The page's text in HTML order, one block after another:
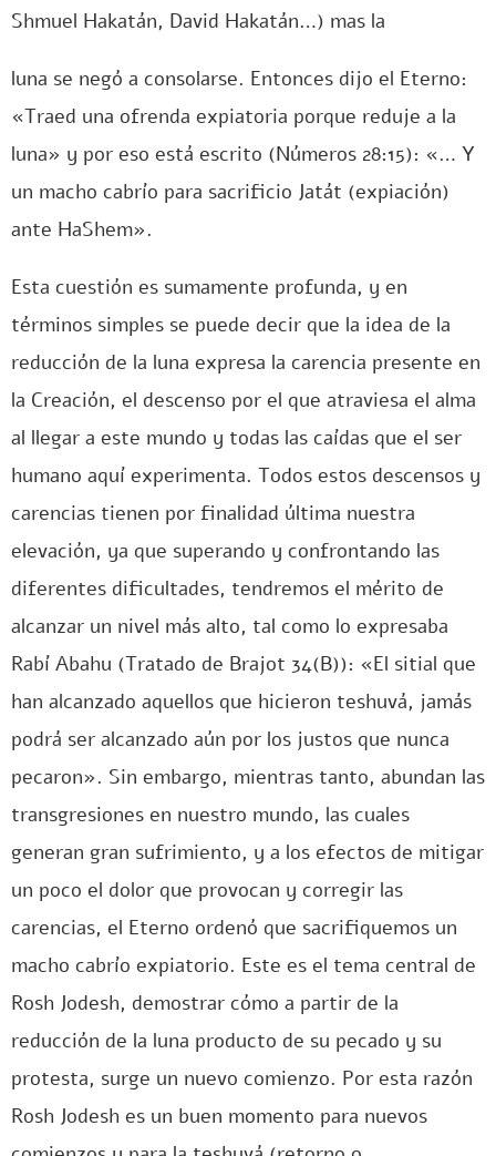
Shmuel Hakatán, David Hakatán…) mas la
luna se negó a consolarse. Entonces dijo el Eterno:
«Traed una ofrenda expiatoria porque reduje a la
luna» y por eso está escrito (Números 28:15): «… Y
un macho cabrío para sacrificio Jatát (expiación)
ante HaShem».
Esta cuestión es sumamente profunda, y en
términos simples se puede decir que la idea de la
reducción de la luna expresa la carencia presente en
la Creación, el descenso por el que atraviesa el alma
al llegar a este mundo y todas las caídas que el ser
humano aquí experimenta. Todos estos descensos y
carencias tienen por finalidad última nuestra
elevación, ya que superando y confrontando las
diferentes dificultades, tendremos el mérito de
alcanzar un nivel más alto, tal como lo expresaba
Rabí Abahu (Tratado de Brajot 34(B)): «El sitial que
han alcanzado aquellos que hicieron teshuvá, jamás
podrá ser alcanzado aún por los justos que nunca
pecaron». Sin embargo, mientras tanto, abundan las
transgresiones en nuestro mundo, las cuales
generan gran sufrimiento, y a los efectos de mitigar
un poco el dolor que provocan y corregir las
carencias, el Eterno ordenó que sacrifiquemos un
macho cabrío expiatorio. Este es el tema central de
Rosh Jodesh, demostrar cómo a partir de la
reducción de la luna producto de su pecado y su
protesta, surge un nuevo comienzo. Por esta razón
Rosh Jodesh es un buen momento para nuevos